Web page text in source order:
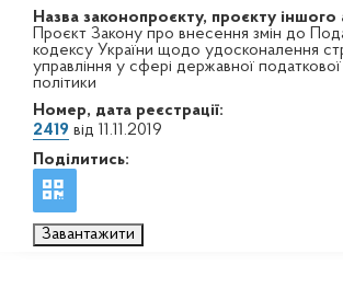
Назва законопроєкту, проєкту іншого
Проєкт Закону про внесення змін до
кодексу України щодо удосконалення
управління у сфері державної
політики
Номер, дата реєстрації:
2419 від 11.11.2019
Поділитись:
Завантажити